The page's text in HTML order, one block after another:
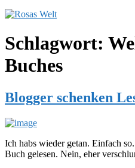
Schlagwort:
Buches
Blogger schenken
Ich habs wieder getan. Einfach
Buch gelesen. Nein, eher